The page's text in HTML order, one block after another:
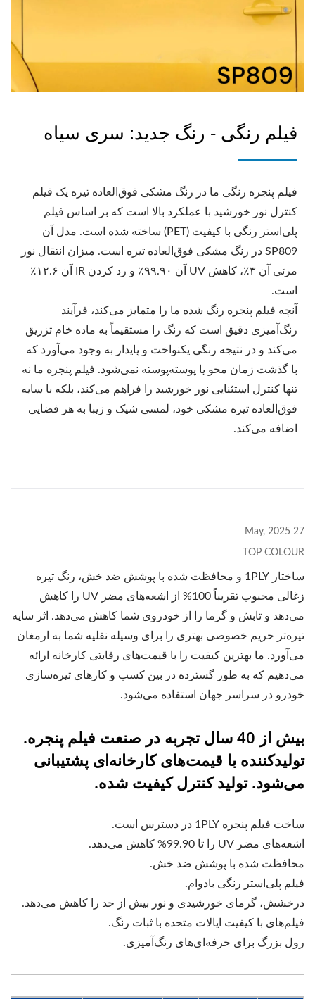
فیلم رنگی - رنگ جدید: سری سیاه
فیلم پنجره رنگی ما در رنگ مشکی فوق‌العاده تیره یک فیلم
کنترل نور خورشید با عملکرد بالا است که بر اساس فیلم
پلی‌استر رنگی با کیفیت (PET) ساخته شده است. مدل آن
SP809 در رنگ مشکی فوق‌العاده تیره است. میزان انتقال نور
مرئی آن ۳٪، کاهش UV آن ۹۹.۹۰٪ و رد کردن IR آن ۱۲.۶٪
است.
آنچه فیلم پنجره رنگ شده ما را متمایز می‌کند، فرآیند
رنگ‌آمیزی دقیق است که رنگ را مستقیماً به ماده خام تزریق
می‌کند و در نتیجه رنگی یکنواخت و پایدار به وجود می‌آورد که
با گذشت زمان محو یا پوسته‌پوسته نمی‌شود. فیلم پنجره ما نه
تنها کنترل استثنایی نور خورشید را فراهم می‌کند، بلکه با سایه
فوق‌العاده تیره مشکی خود، لمسی شیک و زیبا به هر فضایی
اضافه می‌کند.
27 May, 2025
TOP COLOUR
ساختار 1PLY و محافظت شده با پوشش ضد خش، رنگ تیره
زغالی محبوب تقریباً 100% از اشعه‌های مضر UV را کاهش
می‌دهد و تابش و گرما را از خودروی شما کاهش می‌دهد. اثر سایه
تیره‌تر حریم خصوصی بهتری را برای وسیله نقلیه شما به ارمغان
می‌آورد. ما بهترین کیفیت را با قیمت‌های رقابتی کارخانه ارائه
می‌دهیم که به طور گسترده در بین کسب و کارهای تیره‌سازی
خودرو در سراسر جهان استفاده می‌شود.
بیش از 40 سال تجربه در صنعت فیلم پنجره.
تولیدکننده با قیمت‌های کارخانه‌ای پشتیبانی
می‌شود. تولید کنترل کیفیت شده.
ساخت فیلم پنجره 1PLY در دسترس است.
اشعه‌های مضر UV را تا 99.90% کاهش می‌دهد.
محافظت شده با پوشش ضد خش.
فیلم پلی‌استر رنگی بادوام.
درخشش، گرمای خورشیدی و نور بیش از حد را کاهش می‌دهد.
فیلم‌های با کیفیت ایالات متحده با ثبات رنگ.
رول بزرگ برای حرفه‌ای‌های رنگ‌آمیزی.